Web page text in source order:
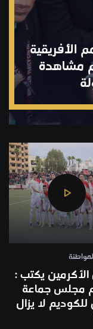
الأفريقية
أرقام مشاهدة
يكتب :
مجلس جماعة
لا يزال